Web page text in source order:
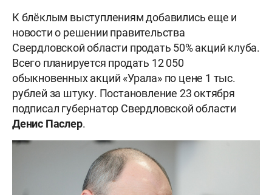
К блёклым выступлениям добавились еще и
новости о решении правительства
Свердловской области продать 50% акций клуба.
Всего планируется продать 12 050
обыкновенных акций «Урала» по цене 1 тыс.
рублей за штуку. Постановление 23 октября
подписал губернатор Свердловской области
Денис Паслер.